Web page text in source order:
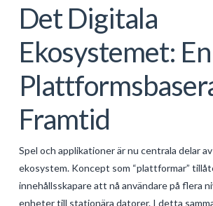
Det Digitala
Ekosystemet: En
Framtid
Spel och applikationer är nu centrala delar
ekosystem. Koncept som “plattformar”
innehållsskapare att nå användare på flera
enheter till stationära datorer. I detta